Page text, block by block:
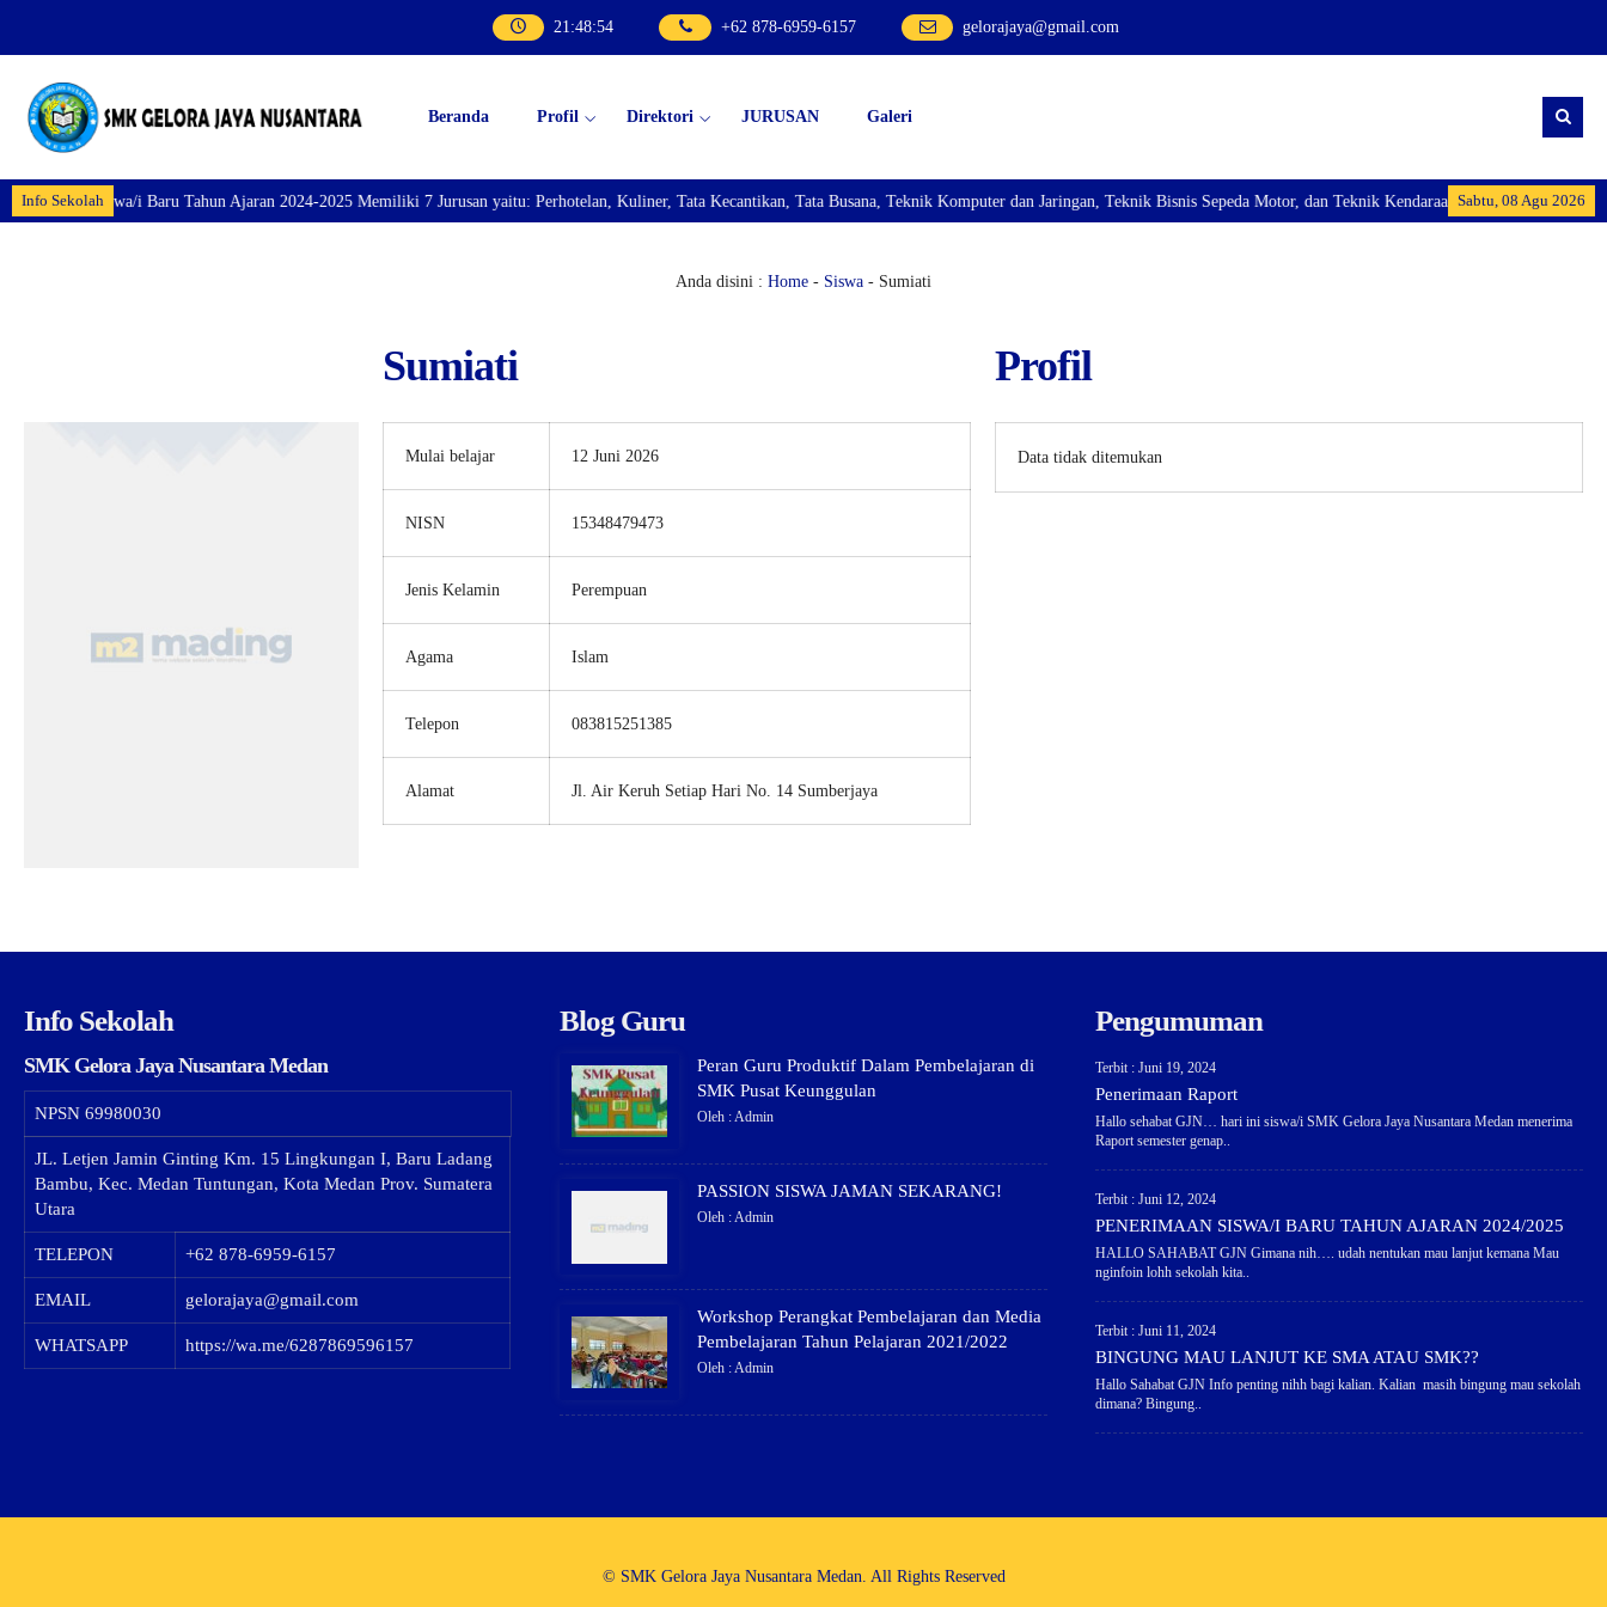
21:48:54 +62 878-6959-6157 gelorajaya@gmail.com
Beranda Profil Direktori JURUSAN Galeri
Info Sekolah Sabtu, 08 Agu 2026
Siswa/i Baru Tahun Ajaran 2024-2025 Memiliki 7 Jurusan yaitu: Perhotelan, Kuliner, Tata Kecantikan, Tata Busana, Teknik Komputer dan Jaringan, Teknik Bisnis Sepeda Motor, dan Teknik Kendaraan Ringan Dan membuka
Anda disini : Home - Siswa - Sumiati
Sumiati
Mulai belajar 12 Juni 2026
NISN 15348479473
Jenis Kelamin Perempuan
Agama Islam
Telepon 083815251385
Alamat Jl. Air Keruh Setiap Hari No. 14 Sumberjaya
Profil
Data tidak ditemukan
Info Sekolah
SMK Gelora Jaya Nusantara Medan
NPSN 69980030
JL. Letjen Jamin Ginting Km. 15 Lingkungan I, Baru Ladang
Bambu, Kec. Medan Tuntungan, Kota Medan Prov. Sumatera
Utara
TELEPON +62 878-6959-6157
EMAIL gelorajaya@gmail.com
WHATSAPP https://wa.me/6287869596157
Blog Guru
Peran Guru Produktif Dalam Pembelajaran di
SMK Pusat Keunggulan
Oleh : Admin
PASSION SISWA JAMAN SEKARANG!
Oleh : Admin
Workshop Perangkat Pembelajaran dan Media
Pembelajaran Tahun Pelajaran 2021/2022
Oleh : Admin
Pengumuman
Terbit : Juni 19, 2024
Penerimaan Raport
Hallo sehabat GJN… hari ini siswa/i SMK Gelora Jaya Nusantara Medan menerima
Raport semester genap..
Terbit : Juni 12, 2024
PENERIMAAN SISWA/I BARU TAHUN AJARAN 2024/2025
HALLO SAHABAT GJN Gimana nih…. udah nentukan mau lanjut kemana Mau
nginfoin lohh sekolah kita..
Terbit : Juni 11, 2024
BINGUNG MAU LANJUT KE SMA ATAU SMK??
Hallo Sahabat GJN Info penting nihh bagi kalian. Kalian masih bingung mau sekolah
dimana? Bingung..
© SMK Gelora Jaya Nusantara Medan. All Rights Reserved